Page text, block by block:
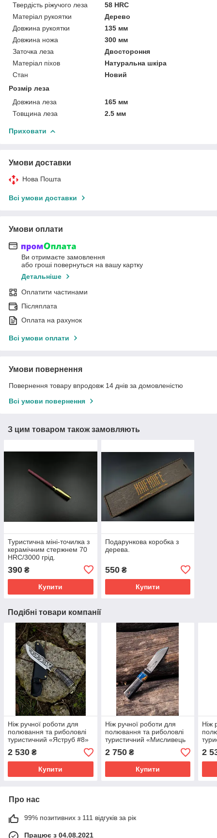
Твердість ріжучого леза
58 HRC
Матеріал рукоятки
Дерево
Довжина рукоятки
135 мм
Довжина ножа
300 мм
Заточка леза
Двостороння
Матеріал піхов
Натуральна шкіра
Стан
Новий
Розмір леза
Довжина леза
165 мм
Товщина леза
2.5 мм
Приховати
Умови доставки
Нова Пошта
Всі умови доставки
Умови оплати
Ви отримаєте замовлення
або гроші повернуться на вашу картку
Детальніше
Оплатити частинами
Післяплата
Оплата на рахунок
Всі умови оплати
Умови повернення
Повернення товару впродовж 14 днів за домовленістю
Всі умови повернення
З цим товаром також замовляють
Туристична міні-точилка з
керамічним стержнем 70
HRC/3000 грід.
390 ₴
Купити
Подарункова коробка з
дерева.
550₴
Купити
Подібні товари компанії
Ніж ручної роботи для
полювання та риболовлі
туристичний «Яструб #8»
з шкіряними піхвами
95х18/57-58 HRC.
2 530 ₴
Купити
Ніж ручної роботи для
полювання та риболовлі
туристичний «Мисливець
#17» зі шкіряними піхвами
р6м5/60 HRC.
2 750₴
Купити
Ніж
2
Про нас
99% позитивних з 111 відгуків за рік
Працює з 04.08.2021